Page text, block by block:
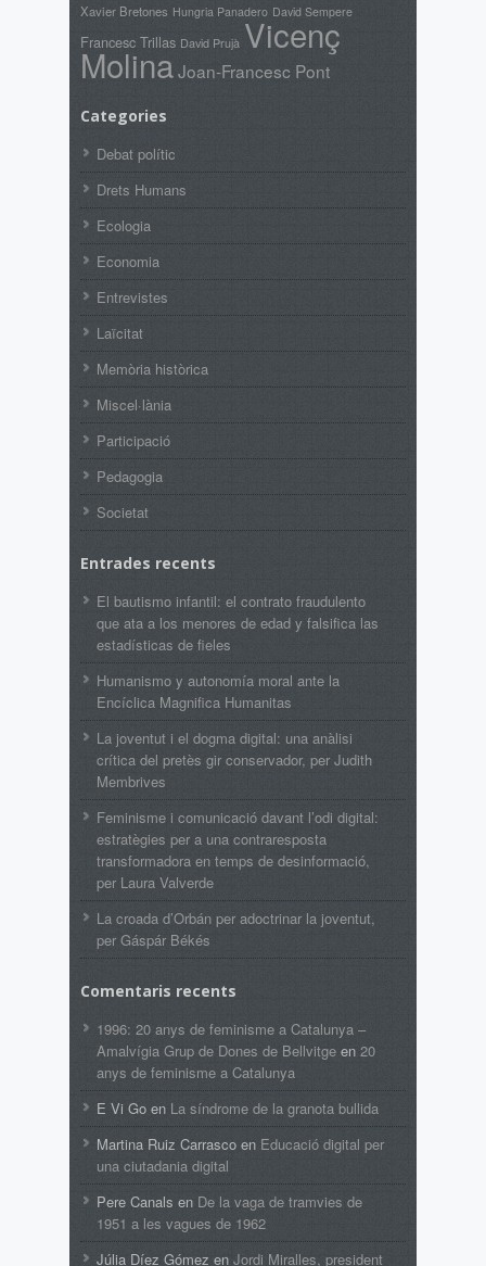
Xavier Bretones Hungria Panadero David Sempere
Francesc Trillas David Prujà Vicenç
MolinaJoan-Francesc Pont
Categories
Debat polític
Drets Humans
Ecologia
Economia
Entrevistes
Laïcitat
Memòria històrica
Miscel·lània
Participació
Pedagogia
Societat
Entrades recents
El bautismo infantil: el contrato fraudulento
que ata a los menores de edad y falsifica las
estadísticas de fieles
Humanismo y autonomía moral ante la
Encíclica Magnifica Humanitas
La joventut i el dogma digital: una anàlisi
crítica del pretès gir conservador, per Judith
Membrives
Feminisme i comunicació davant l’odi digital:
estratègies per a una contraresposta
transformadora en temps de desinformació,
per Laura Valverde
La croada d’Orbán per adoctrinar la joventut,
per Gáspár Békés
Comentaris recents
1996: 20 anys de feminisme a Catalunya –
Amalvígia Grup de Dones de Bellvitge en 20
anys de feminisme a Catalunya
E Vi Go en La síndrome de la granota bullida
Martina Ruiz Carrasco en Educació digital per
una ciutadania digital
Pere Canals en De la vaga de tramvies de
1951 a les vagues de 1962
Júlia Díez Gómez en Jordi Miralles, president